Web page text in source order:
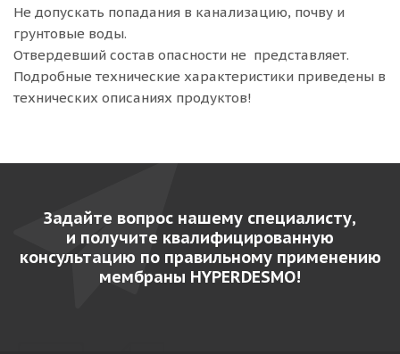
Не допускать попадания в канализацию, почву и
грунтовые воды.
Отвердевший состав опасности не представляет.
Подробные технические характеристики приведены в
технических описаниях продуктов!
Задайте вопрос нашему специалисту,
и получите квалифицированную
консультацию по правильному применению
мембраны HYPERDESMO!